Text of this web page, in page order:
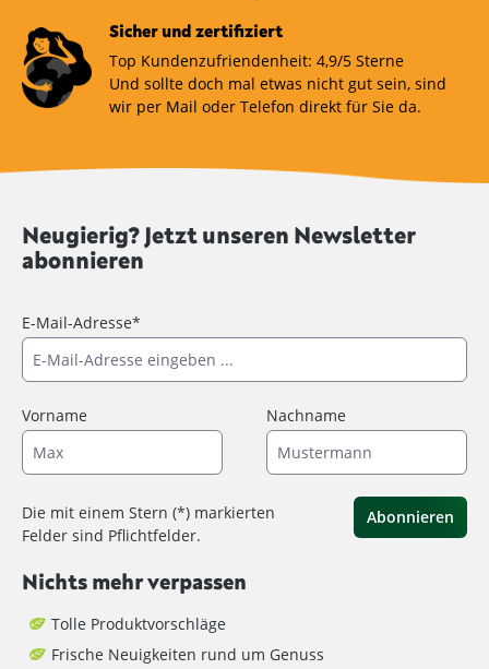
Sicher und zertifiziert
Top Kundenzufriendenheit: 4,9/5 Sterne
Und sollte doch mal etwas nicht gut sein, sind
wir per Mail oder Telefon direkt für Sie da.
Neugierig? Jetzt unseren Newsletter
abonnieren
E-Mail-Adresse*
Vorname Nachname
Die mit einem Stern (*) markierten
Felder sind Pflichtfelder.
Abonnieren
Nichts mehr verpassen
Tolle Produktvorschläge
Frische Neuigkeiten rund um Genuss